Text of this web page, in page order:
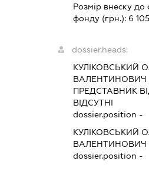
Розмір внеску до
фонду (грн.): 6 105
dossier.heads:
КУЛІКОВСЬКИЙ
ВАЛЕНТИНОВИЧ
ПРЕДСТАВНИК
ВІДСУТНІ
dossier.position -
КУЛІКОВСЬКИЙ
ВАЛЕНТИНОВИЧ
dossier.position -